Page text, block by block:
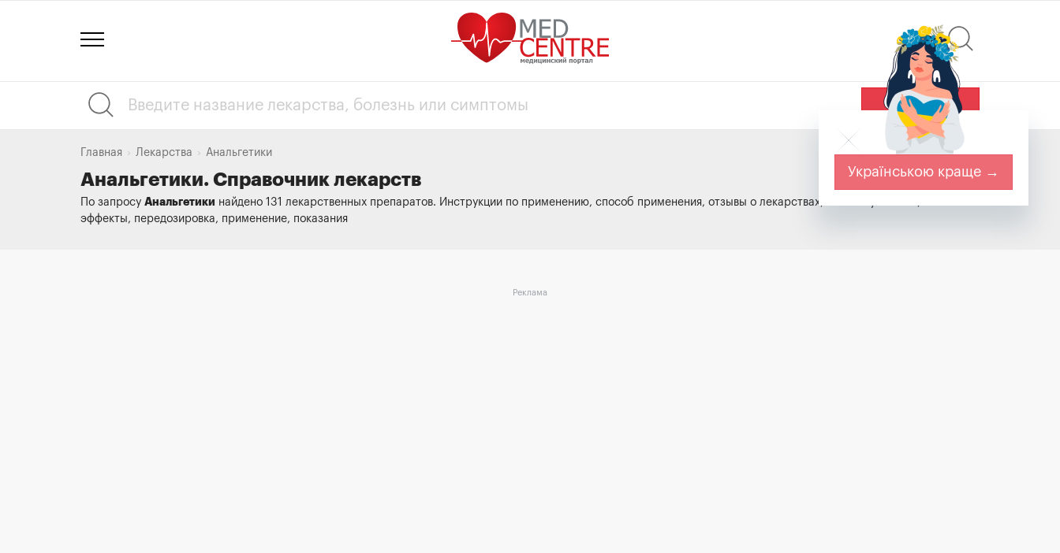
Найти
Главная Лекарства Анальгетики
Анальгетики. Справочник лекарств
По запросу Анальгетики найдено 131 лекарственных препаратов. Инструкции по применению, способ применения, отзывы о лекарствах, особые указания, побочные
эффекты, передозировка, применение, показания
Реклама
Українською краще →